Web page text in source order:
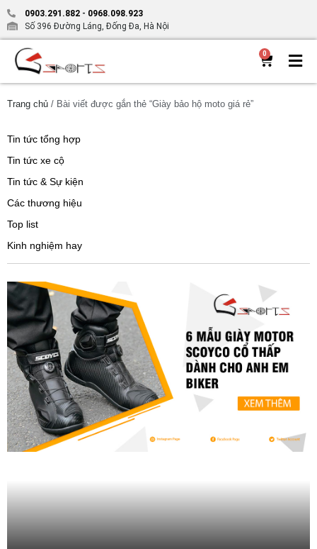
0903.291.882 - 0968.098.923
Số 396 Đường Láng, Đống Đa, Hà Nội
0
Trang chủ / Bài viết được gắn thẻ “Giày bảo hộ moto giá rẻ”
Tin tức tổng hợp
Tin tức xe cộ
Tin tức & Sự kiện
Các thương hiệu
Top list
Kinh nghiệm hay